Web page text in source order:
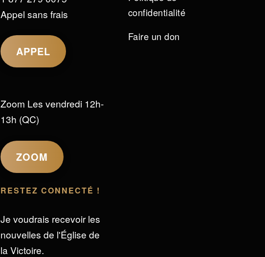
Appel sans frais
APPEL
Zoom Les vendredi 12h-
13h (QC)
ZOOM
RESTEZ CONNECTÉ !
Je voudrais recevoir les
nouvelles de l'Église de
la Victoire.
confidentialité
Faire un don